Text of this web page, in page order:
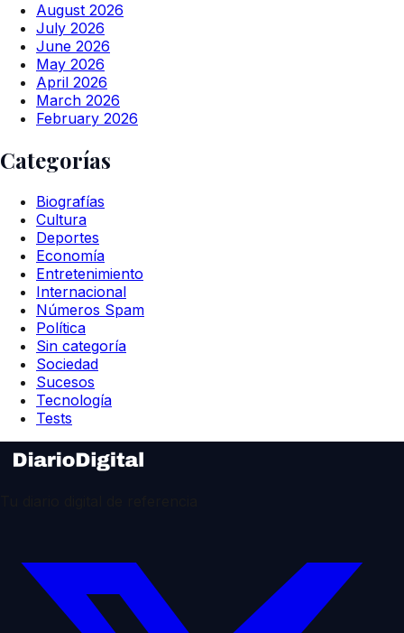
August 2026
July 2026
June 2026
May 2026
April 2026
March 2026
February 2026
Categorías
Biografías
Cultura
Deportes
Economía
Entretenimiento
Internacional
Números Spam
Política
Sin categoría
Sociedad
Sucesos
Tecnología
Tests